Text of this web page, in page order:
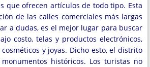
que ofrecen artículos de todo tipo. Esta
de las calles comerciales más largas
a dudas, es el mejor lugar para buscar
costo, telas y productos electrónicos,
y joyas. Dicho esto, el distrito
históricos. Los turistas no